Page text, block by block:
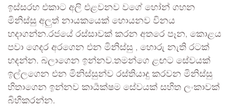
ඉස්සරහ එකාට අලි එළවනව වගේ හෝන් ගහන
මිනිස්සු අලුත් නායකයෙක් හොයනව විනය
හදාගන්න.රජයේ රස්සාවක් කරන අතරෙ පෑන, කොළය
පවා ගෙදර අරගෙන එන මිනිස්සු , හොරු නැති රටක්
හදන්න. බලාගෙන ඉන්නව.තමන්ගෙ ළඟට සේවයක්
ඉල්ලගෙන එන මිනිස්සුන්ව රස්තියාදු කරවන මිනිස්සු
හිතාගෙන ඉන්නව කාර්‍යක්ෂම සේවයක් සහිත ලංකාවක්
බිහිකරන්න.